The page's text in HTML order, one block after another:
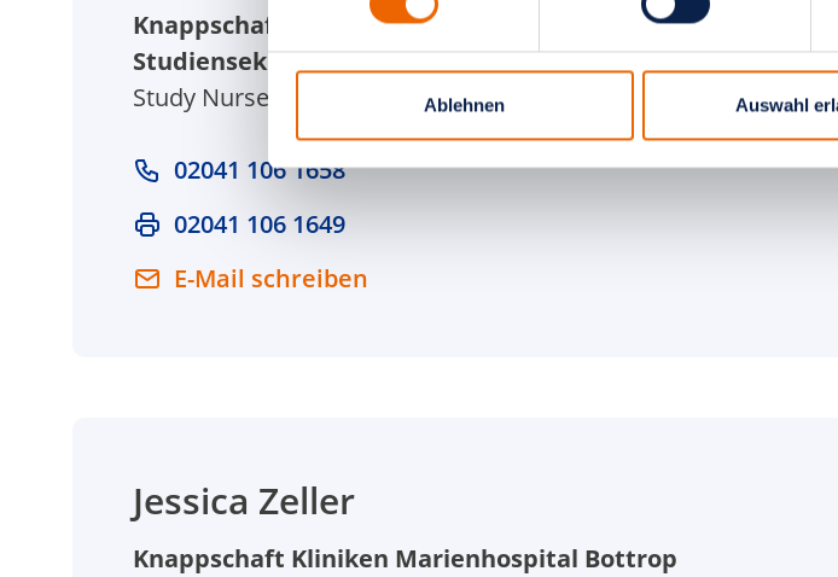
Ablehnen Auswahl
Knappschaft Kliniken Marienhospital Bottrop
Studiensekretariat Klinik für Gynäkologie und Geburtshilfe
Study Nurse
02041 106 1658
02041 106 1649
E-Mail schreiben
Jessica Zeller
Knappschaft Kliniken Marienhospital Bottrop